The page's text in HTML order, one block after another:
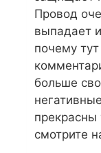
Провод
выпадает
почему
больше
смотрите